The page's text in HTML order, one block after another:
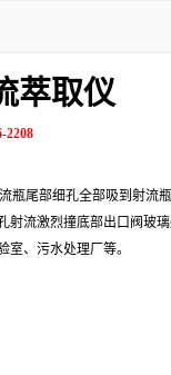
萃取仪
2208
尾部细孔全部吸到射流
流激烈撞底部出口阀玻
室、污水处理厂等。